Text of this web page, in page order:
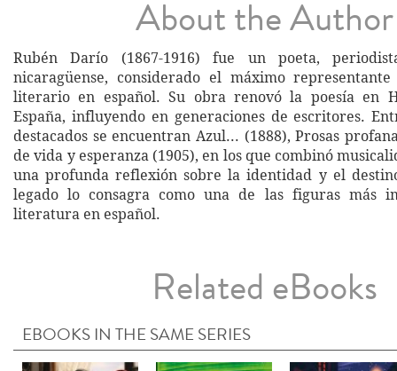
About the Author
Rubén Darío (1867-1916) fue un poeta,
nicaragüense, considerado el máximo
literario en español. Su obra renovó la poesía en
España, influyendo en generaciones de escritores.
destacados se encuentran Azul... (1888), Prosas
de vida y esperanza (1905), en los que combinó
una profunda reflexión sobre la identidad y el
legado lo consagra como una de las figuras más
literatura en español.
Related eBooks
EBOOKS IN THE SAME SERIES